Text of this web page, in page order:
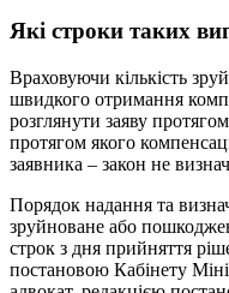
Які строки таких
Враховуючи кількість
швидкого отримання
розглянути заяву
протягом якого
заявника – закон не
Порядок надання та
зруйноване або
строк з дня прийняття
постановою Кабінету